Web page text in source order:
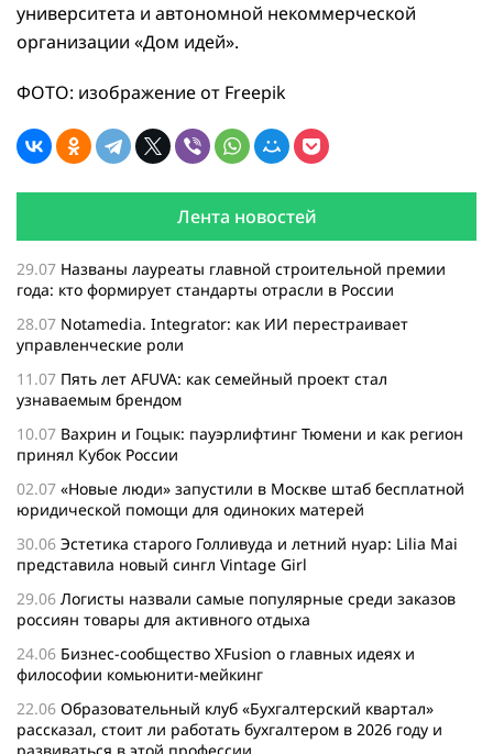
университета и автономной некоммерческой
организации «Дом идей».
ФОТО: изображение от Freepik
Лента новостей
29.07 Названы лауреаты главной строительной премии
года: кто формирует стандарты отрасли в России
28.07 Notamedia. Integrator: как ИИ перестраивает
управленческие роли
11.07 Пять лет AFUVA: как семейный проект стал
узнаваемым брендом
10.07 Вахрин и Гоцык: пауэрлифтинг Тюмени и как регион
принял Кубок России
02.07 «Новые люди» запустили в Москве штаб бесплатной
юридической помощи для одиноких матерей
30.06 Эстетика старого Голливуда и летний нуар: Lilia Mai
представила новый сингл Vintage Girl
29.06 Логисты назвали самые популярные среди заказов
россиян товары для активного отдыха
24.06 Бизнес-сообщество XFusion о главных идеях и
философии комьюнити-мейкинг
22.06 Образовательный клуб «Бухгалтерский квартал»
рассказал, стоит ли работать бухгалтером в 2026 году и